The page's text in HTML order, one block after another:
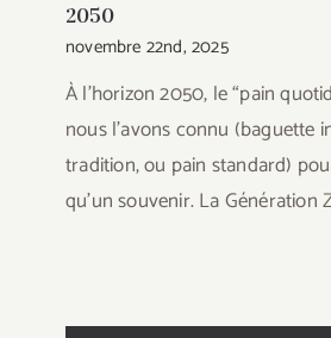
2050
novembre 22nd, 2025
À l’horizon 2050, le “pain
nous l’avons connu (baguette
tradition, ou pain standard)
qu’un souvenir. La Génération